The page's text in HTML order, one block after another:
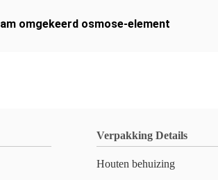
omgekeerd osmose-element
Verpakking Details
Houten behuizing